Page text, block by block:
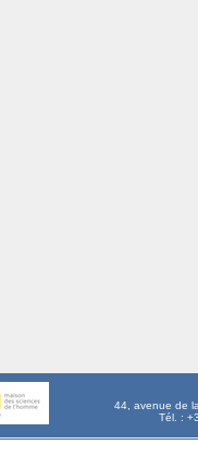
44, avenue de
Tél. :